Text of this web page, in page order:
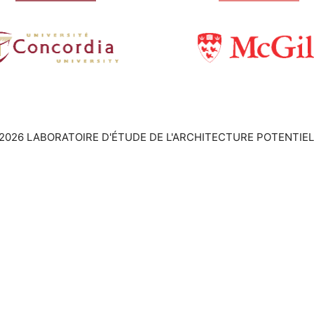
LABORATOIRE D'ÉTUDE DE L'ARCHITECTURE